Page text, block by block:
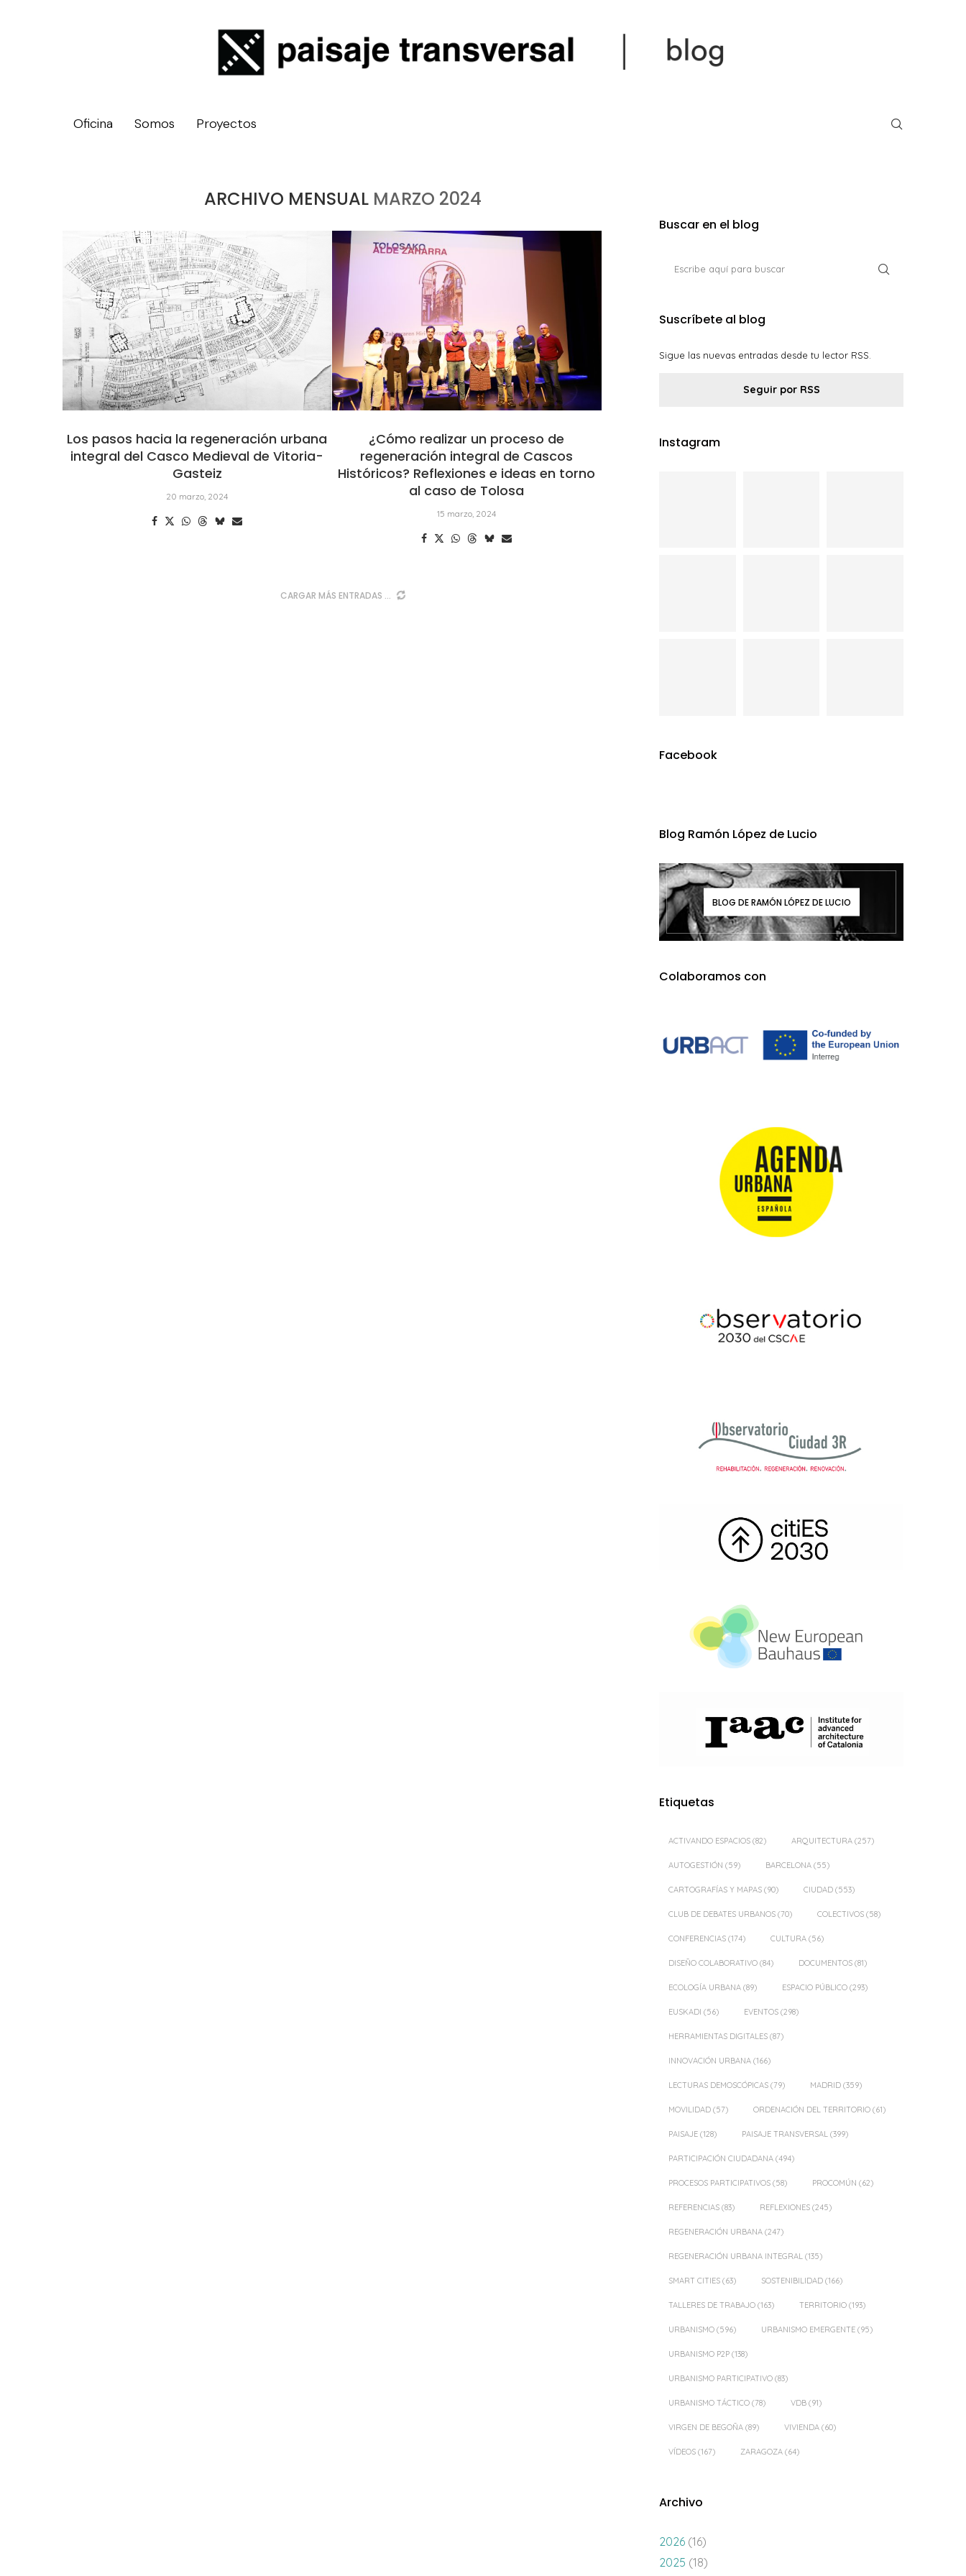
Oficina Somos Proyectos
ARCHIVO MENSUAL MARZO 2024
Los pasos hacia la regeneración urbana
integral del Casco Medieval de Vitoria-
Gasteiz
20 marzo, 2024
¿Cómo realizar un proceso de
regeneración integral de Cascos
Históricos? Reflexiones e ideas en torno
al caso de Tolosa
15 marzo, 2024
CARGAR MÁS ENTRADAS
Buscar en el blog
Suscríbete al blog
Sigue las nuevas entradas desde tu lector RSS.
Seguir por RSS
Instagram
Facebook
Blog Ramón López de Lucio
BLOG DE RAMÓN LÓPEZ DE LUCIO
Colaboramos con
Etiquetas
ACTIVANDO ESPACIOS (82) ARQUITECTURA (257)
AUTOGESTIÓN (59) BARCELONA (55)
CARTOGRAFÍAS Y MAPAS (90) CIUDAD (553)
CLUB DE DEBATES URBANOS (70) COLECTIVOS (58)
CONFERENCIAS (174) CULTURA (56)
DISEÑO COLABORATIVO (84) DOCUMENTOS (81)
ECOLOGÍA URBANA (89) ESPACIO PÚBLICO (293)
EUSKADI (56) EVENTOS (298)
HERRAMIENTAS DIGITALES (87)
INNOVACIÓN URBANA (166)
LECTURAS DEMOSCÓPICAS (79) MADRID (359)
MOVILIDAD (57) ORDENACIÓN DEL TERRITORIO (61)
PAISAJE (128) PAISAJE TRANSVERSAL (399)
PARTICIPACIÓN CIUDADANA (494)
PROCESOS PARTICIPATIVOS (58) PROCOMÚN (62)
REFERENCIAS (83) REFLEXIONES (245)
REGENERACIÓN URBANA (247)
REGENERACIÓN URBANA INTEGRAL (135)
SMART CITIES (63) SOSTENIBILIDAD (166)
TALLERES DE TRABAJO (163) TERRITORIO (193)
URBANISMO (596) URBANISMO EMERGENTE (95)
URBANISMO P2P (138)
URBANISMO PARTICIPATIVO (83)
URBANISMO TÁCTICO (78) VDB (91)
VIRGEN DE BEGOÑA (89) VIVIENDA (60)
VÍDEOS (167) ZARAGOZA (64)
Archivo
2026 (16)
2025 (18)